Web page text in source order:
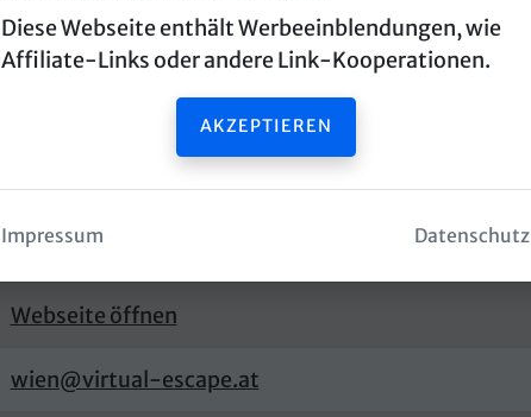
Diese Webseite enthält Werbeeinblendungen, wie
Affiliate-Links oder andere Link-Kooperationen.
AKZEPTIEREN
Impressum Datenschutz
Virtual Escape
1040 Wien
Routenplaner öffnen
Webseite öffnen
wien@virtual-escape.at